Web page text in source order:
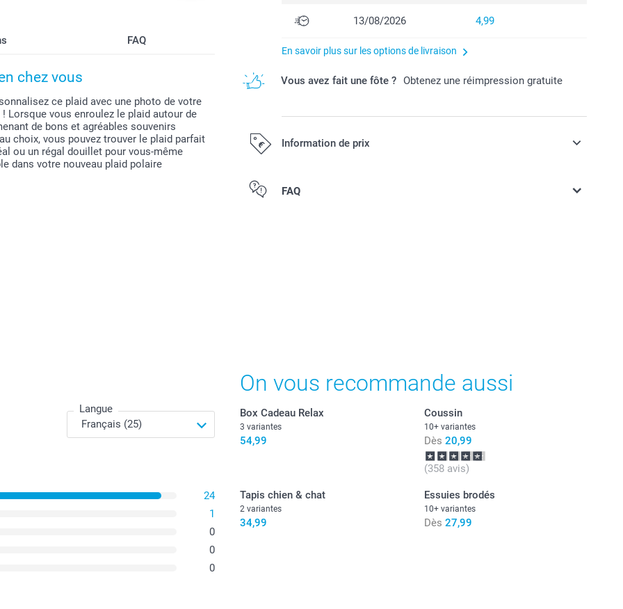
FAQ
chez vous
ce plaid avec une photo de votre
Lorsque vous enroulez le plaid autour de
de bons et agréables souvenirs
choix, vous pouvez trouver le plaid parfait
ou un régal douillet pour vous-même
dans votre nouveau plaid polaire
13/08/2026 4,99
En savoir plus sur les options de livraison
Vous avez fait une fôte ? Obtenez une réimpression gratuite
Information de prix
Tous les prix sont en EURO (€), TVA incluse et hors frais de port.
FAQ
Langue
24
1
0
0
0
On vous recommande aussi
Box Cadeau Relax
3 variantes
54,99
Coussin
10+ variantes
Dès 20,99
(358 avis)
Tapis chien & chat
2 variantes
34,99
Essuies brodés
10+ variantes
Dès 27,99